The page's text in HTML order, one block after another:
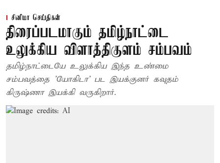
சினிமா செய்திகள்
திரைப்படமாகும் தமிழ்நாட்டை
உலுக்கிய விளாத்திகுளம் சம்பவம்
தமிழ்நாட்டையே உலுக்கிய இந்த உண்மை
சம்பவத்தை 'யோகிடா' பட இயக்குனர் கவுதம்
கிருஷ்ணா இயக்கி வருகிறார்.